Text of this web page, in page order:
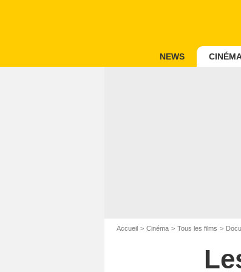
NEWS
Accueil Cinéma Tous les films